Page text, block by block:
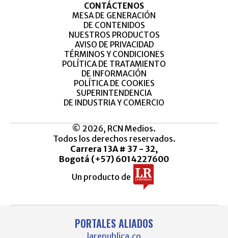
CONTÁCTENOS
MESA DE GENERACIÓN
DE CONTENIDOS
NUESTROS PRODUCTOS
AVISO DE PRIVACIDAD
TÉRMINOS Y CONDICIONES
POLÍTICA DE TRATAMIENTO
DE INFORMACIÓN
POLÍTICA DE COOKIES
SUPERINTENDENCIA
DE INDUSTRIA Y COMERCIO
© 2026, RCN Medios.
Todos los derechos reservados.
Carrera 13A # 37 - 32,
Bogotá (+57) 6014227600
Un producto de
PORTALES ALIADOS
larepublica.co